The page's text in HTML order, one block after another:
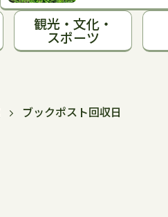
観光・文化・
スポーツ
ブックポスト回収日